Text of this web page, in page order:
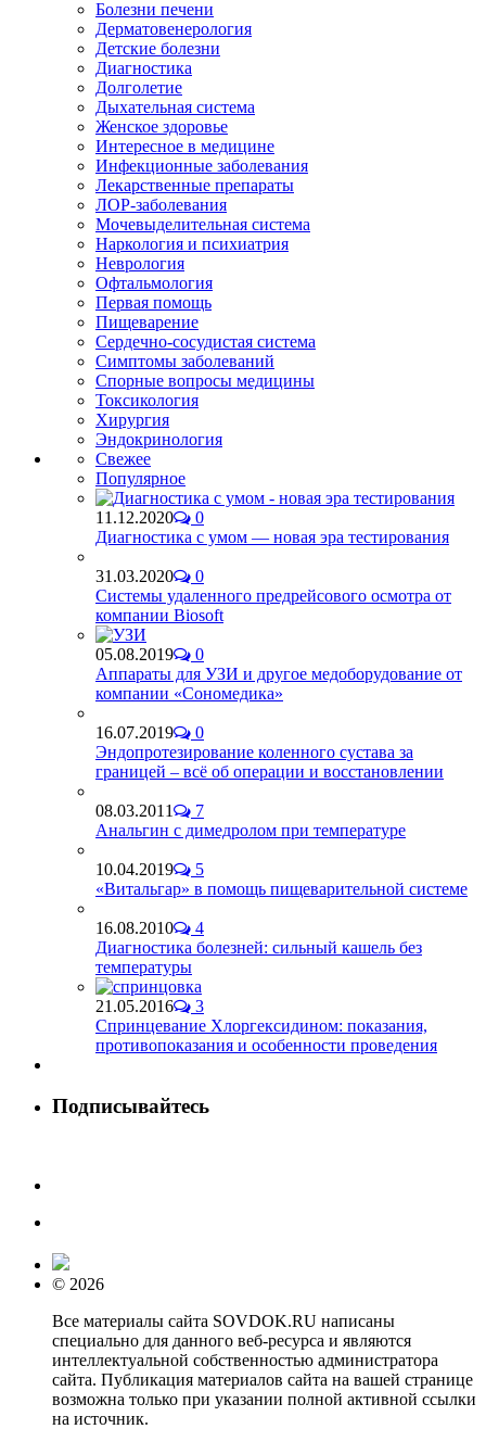
Болезни печени
Дерматовенерология
Детские болезни
Диагностика
Долголетие
Дыхательная система
Женское здоровье
Интересное в медицине
Инфекционные заболевания
Лекарственные препараты
ЛОР-заболевания
Мочевыделительная система
Наркология и психиатрия
Неврология
Офтальмология
Первая помощь
Пищеварение
Сердечно-сосудистая система
Симптомы заболеваний
Спорные вопросы медицины
Токсикология
Хирургия
Эндокринология
Свежее
Популярное
11.12.2020
0
Диагностика с умом — новая эра тестирования
31.03.2020
0
Системы удаленного предрейсового осмотра от
компании Biosoft
05.08.2019
0
Аппараты для УЗИ и другое медоборудование от
компании «Сономедика»
16.07.2019
0
Эндопротезирование коленного сустава за
границей – всё об операции и восстановлении
08.03.2011
7
Анальгин с димедролом при температуре
10.04.2019
5
«Витальгар» в помощь пищеварительной системе
16.08.2010
4
Диагностика болезней: сильный кашель без
температуры
21.05.2016
3
Спринцевание Хлоргексидином: показания,
противопоказания и особенности проведения
Подписывайтесь
© 2026
Все материалы сайта SOVDOK.RU написаны
специально для данного веб-ресурса и являются
интеллектуальной собственностью администратора
сайта. Публикация материалов сайта на вашей странице
возможна только при указании полной активной ссылки
на источник.